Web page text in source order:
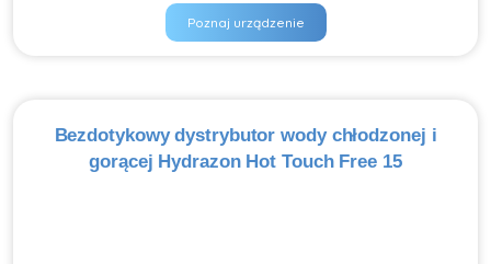
Poznaj urządzenie
Bezdotykowy dystrybutor wody chłodzonej i
gorącej Hydrazon Hot Touch Free 15